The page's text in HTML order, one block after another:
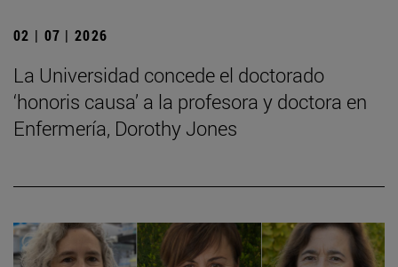
02 | 07 | 2026
La Universidad concede el doctorado
‘honoris causa’ a la profesora y doctora en
Enfermería, Dorothy Jones